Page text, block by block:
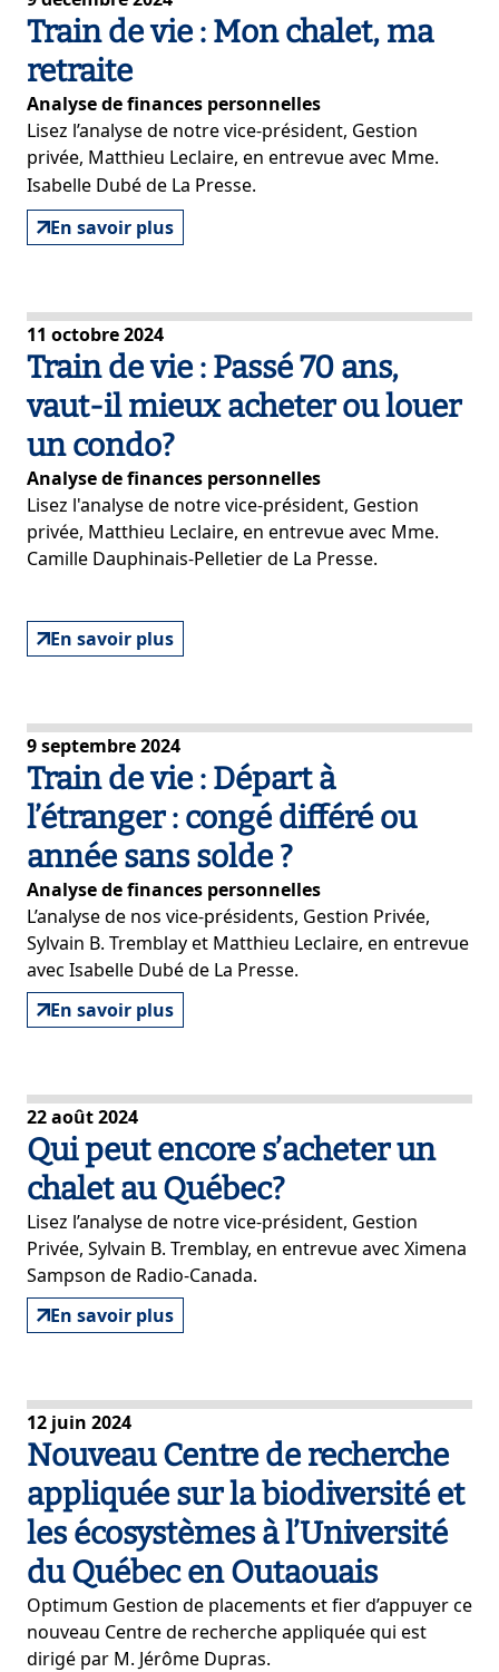
Train de vie : Mon chalet, ma
retraite
Analyse de finances personnelles
Lisez l’analyse de notre vice-président, Gestion
privée, Matthieu Leclaire, en entrevue avec Mme.
Isabelle Dubé de La Presse.
En savoir plus
11 octobre 2024
Train de vie : Passé 70 ans,
vaut-il mieux acheter ou louer
un condo?
Analyse de finances personnelles
Lisez l'analyse de notre vice-président, Gestion
privée, Matthieu Leclaire, en entrevue avec Mme.
Camille Dauphinais-Pelletier de La Presse.
En savoir plus
9 septembre 2024
Train de vie : Départ à
l’étranger : congé différé ou
année sans solde ?
Analyse de finances personnelles
L’analyse de nos vice-présidents, Gestion Privée,
Sylvain B. Tremblay et Matthieu Leclaire, en entrevue
avec Isabelle Dubé de La Presse.
En savoir plus
22 août 2024
Qui peut encore s’acheter un
chalet au Québec?
Lisez l’analyse de notre vice-président, Gestion
Privée, Sylvain B. Tremblay, en entrevue avec Ximena
Sampson de Radio-Canada.
En savoir plus
12 juin 2024
Nouveau Centre de recherche
appliquée sur la biodiversité et
les écosystèmes à l’Université
du Québec en Outaouais
Optimum Gestion de placements et fier d’appuyer ce
nouveau Centre de recherche appliquée qui est
dirigé par M. Jérôme Dupras.